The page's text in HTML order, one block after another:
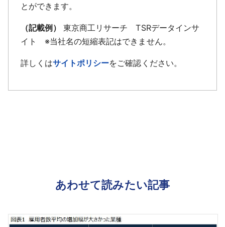
とができます。
（記載例）
東京商工リサーチ TSRデータインサ
イト ※当社名の短縮表記はできません。
詳しくはサイトポリシーをご確認ください。
あわせて読みたい記事